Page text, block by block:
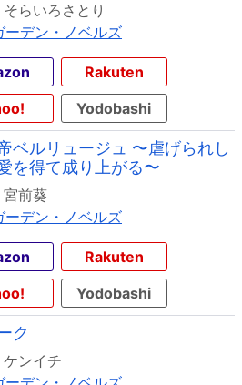
そらいろさとり
ーデン・ノベルズ
Rakuten
Yodobashi
ベルリュージュ 〜虐げられし
を得て成り上がる〜
宮前葵
ーデン・ノベルズ
Rakuten
Yodobashi
ク
ケンイチ